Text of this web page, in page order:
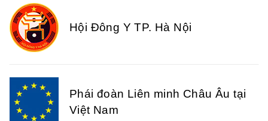
Hội Đông Y TP. Hà Nội
Phái đoàn Liên minh Châu Âu tại
Việt Nam